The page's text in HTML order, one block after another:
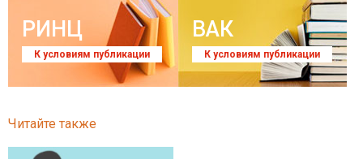
РИНЦ
К условиям публикации
ВАК
К условиям публикации
Читайте также